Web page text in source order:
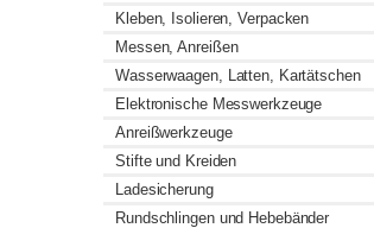
Kleben, Isolieren, Verpacken
Messen, Anreißen
Wasserwaagen, Latten, Kartätschen
Elektronische Messwerkzeuge
Anreißwerkzeuge
Stifte und Kreiden
Ladesicherung
Rundschlingen und Hebebänder